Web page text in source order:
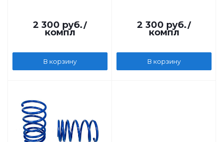
2 300 руб./
компл
В корзину
2 300 руб./
компл
В корзину